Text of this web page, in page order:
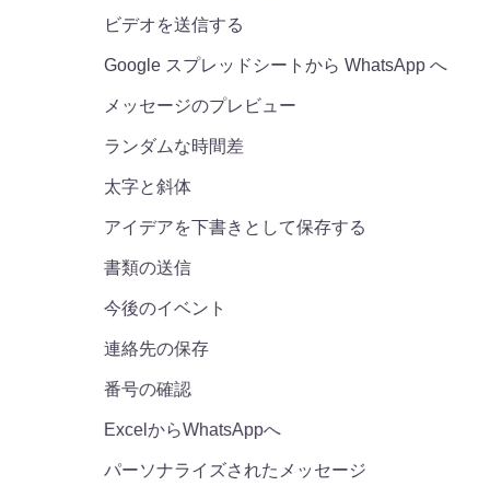
ビデオを送信する
Google スプレッドシートから WhatsApp へ
メッセージのプレビュー
ランダムな時間差
太字と斜体
アイデアを下書きとして保存する
書類の送信
今後のイベント
連絡先の保存
番号の確認
ExcelからWhatsAppへ
パーソナライズされたメッセージ